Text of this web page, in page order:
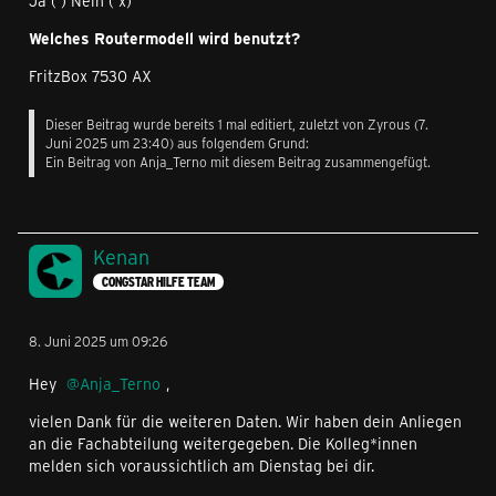
Welches Routermodell wird benutzt?
FritzBox 7530 AX
Dieser Beitrag wurde bereits 1 mal editiert, zuletzt von Zyrous (7.
Juni 2025 um 23:40) aus folgendem Grund:
Ein Beitrag von Anja_Terno mit diesem Beitrag zusammengefügt.
Kenan
CONGSTAR HILFE TEAM
8. Juni 2025 um 09:26
Hey Anja_Terno ,
vielen Dank für die weiteren Daten. Wir haben dein Anliegen
an die Fachabteilung weitergegeben. Die Kolleg*innen
melden sich voraussichtlich am Dienstag bei dir.